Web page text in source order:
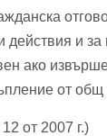
действия и за
ако
от общ
от 2007 г.)